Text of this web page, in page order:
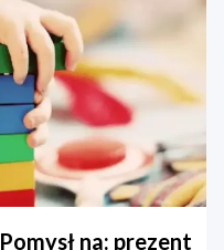
Pomysł na: prezent